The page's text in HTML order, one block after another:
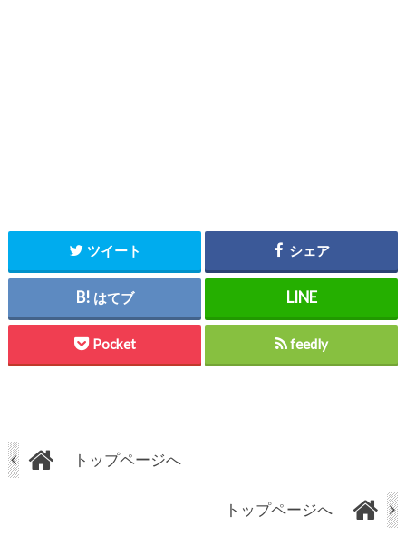
ツイート シェア
はてブ
Pocket feedly
トップページへ
トップページへ